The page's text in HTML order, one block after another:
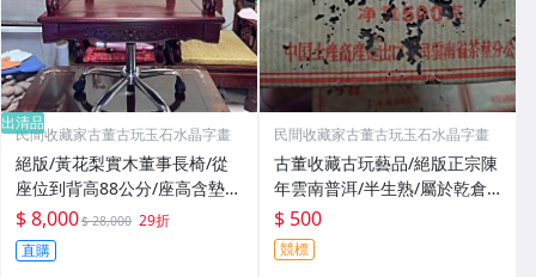
出清品
民間收藏家古董古玩玉石水晶字畫
絕版/黃花梨實木董事長椅/從
座位到背高88公分/座高含墊最
低52公分~最高65公分可調高
度/座深內部53公分外部總深5
8公分/座寬內部50公分外部總
$ 8,000$ 28,000 29折
直購
民間收藏家古董古玩玉石水晶字畫
古董收藏古玩藝品/絕版正宗陳
年雲南普洱/半生熟/屬於乾倉
茶磚/海茶廠/革命委員會茶磚/
80年代末/重500公克/茶轉蔘香
氣味/30年茶磚
$ 500
競標